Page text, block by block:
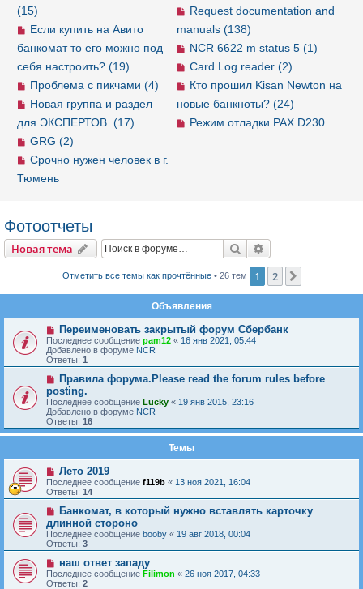
Request documentation and
manuals (138)
NCR 6622 m status 5 (1)
Card Log reader (2)
Кто прошил Kisan Newton на
новые банкноты? (24)
Режим отладки PAX D230
(15)
Если купить на Авито
банкомат то его можно под
себя настроить? (19)
Проблема с пикчами (4)
Новая группа и раздел
для ЭКСПЕРТОВ. (17)
GRG (2)
Срочно нужен человек в г.
Тюмень
Фотоотчеты
Новая тема
Новаятема Поиск
Отметить все темы как прочтённые• 26 тем 1 2
Объявления
Переименовать закрытый форум Сбербанк
Последнее сообщение pam12 « 16 янв 2021, 05:44
Добавлено в форуме NCR
Ответы: 1
Правила форума.Please read the forum rules before
posting.
Последнее сообщение Lucky « 19 янв 2015, 23:16
Добавлено в форуме NCR
Ответы: 16
Темы
Лето 2019
Последнее сообщение f119b « 13 ноя 2021, 16:04
Ответы: 14
Банкомат, в который нужно вставлять карточку
длинной стороно
Последнее сообщение booby « 19 авг 2018, 00:04
Ответы: 3
наш ответ западу
Последнее сообщение Filimon « 26 ноя 2017, 04:33
Ответы: 2